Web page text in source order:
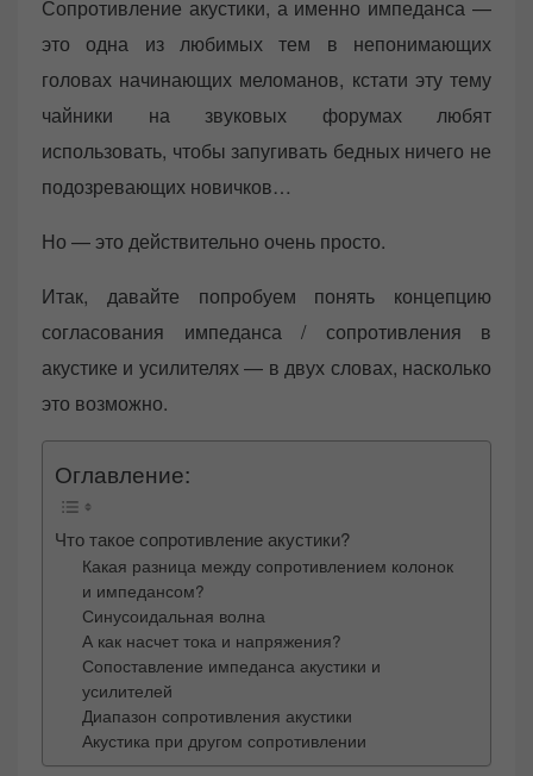
d
o
Сопротивление акустики, а именно импеданса —
это одна из любимых тем в непонимающих
головах начинающих меломанов, кстати эту тему
чайники на звуковых форумах любят
использовать, чтобы запугивать бедных ничего не
подозревающих новичков…
Но — это действительно очень просто.
Итак, давайте попробуем понять концепцию
согласования импеданса / сопротивления в
акустике и усилителях — в двух словах, насколько
это возможно.
Оглавление:
Что такое сопротивление акустики?
Какая разница между сопротивлением колонок
и импедансом?
Синусоидальная волна
А как насчет тока и напряжения?
Сопоставление импеданса акустики и
усилителей
Диапазон сопротивления акустики
Акустика при другом сопротивлении